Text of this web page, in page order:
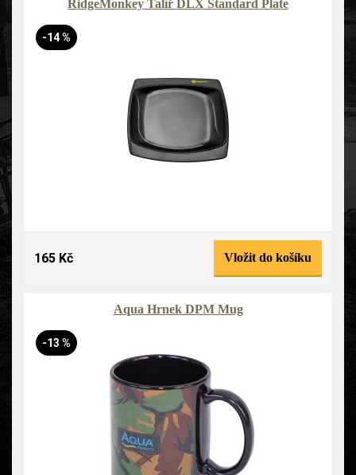
RidgeMonkey Talíř DLX Standard Plate
-14 %
165 Kč Vložit do košíku
Aqua Hrnek DPM Mug
-13 %